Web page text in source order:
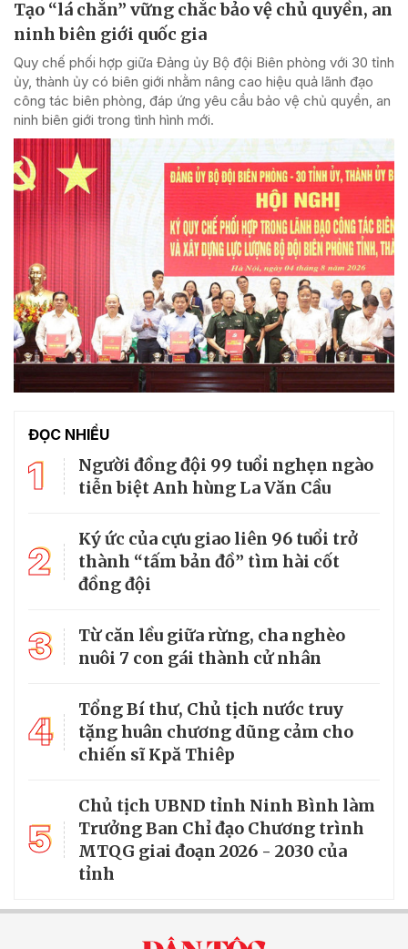
Tạo “lá chắn” vững chắc bảo vệ chủ quyền, an
ninh biên giới quốc gia
Quy chế phối hợp giữa Đảng ủy Bộ đội Biên phòng với 30 tỉnh
ủy, thành ủy có biên giới nhằm nâng cao hiệu quả lãnh đạo
công tác biên phòng, đáp ứng yêu cầu bảo vệ chủ quyền, an
ninh biên giới trong tình hình mới.
ĐỌC NHIỀU
1
Người đồng đội 99 tuổi nghẹn ngào
tiễn biệt Anh hùng La Văn Cầu
2
Ký ức của cựu giao liên 96 tuổi trở
thành “tấm bản đồ” tìm hài cốt
đồng đội
3
Từ căn lều giữa rừng, cha nghèo
nuôi 7 con gái thành cử nhân
4
Tổng Bí thư, Chủ tịch nước truy
tặng huân chương dũng cảm cho
chiến sĩ Kpă Thiêp
5
Chủ tịch UBND tỉnh Ninh Bình làm
Trưởng Ban Chỉ đạo Chương trình
MTQG giai đoạn 2026 - 2030 của
tỉnh